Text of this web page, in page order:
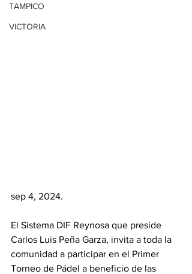
TAMPICO
VICTORIA
sep 4, 2024.
El Sistema DIF Reynosa que preside
Carlos Luis Peña Garza, invita a toda la
comunidad a participar en el Primer
Torneo de Pádel a beneficio de las